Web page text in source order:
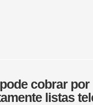
cobrar
listas